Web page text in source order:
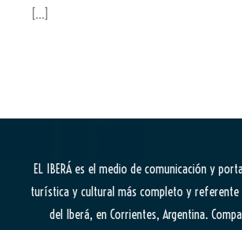
[…]
EL IBERÁes el medio de comunicación y
turística y cultural más completo y referente
del Iberá, en Corrientes, Argentina.